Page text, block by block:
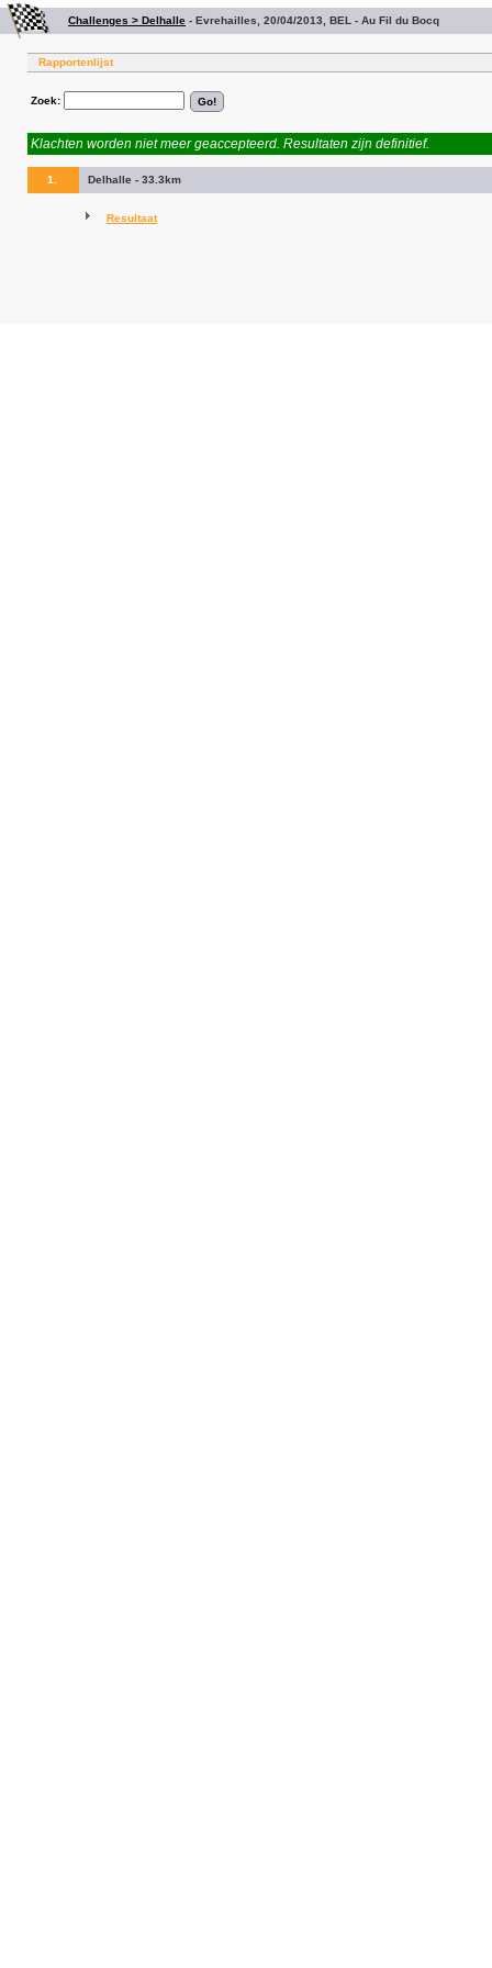
Challenges > Delhalle - Evrehailles, 20/04/2013, BEL - Au Fil du Bocq
Rapportenlijst
Zoek:
Klachten worden niet meer geaccepteerd. Resultaten zijn definitief.
1. Delhalle - 33.3km
Resultaat